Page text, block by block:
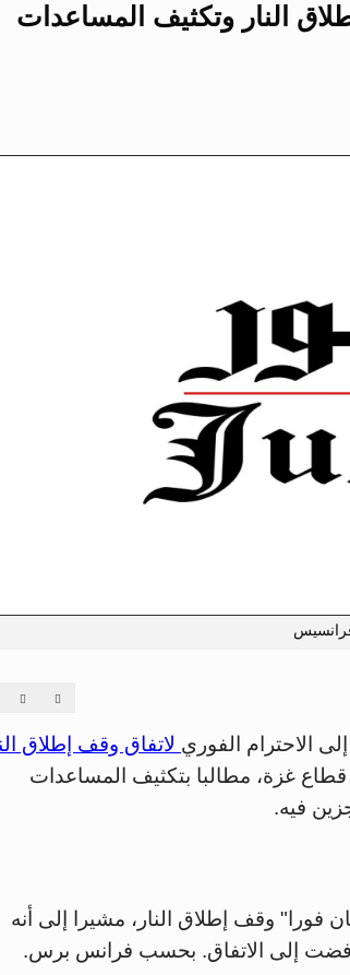
النار وتكثيف المساعدات
فرانسيس
الاحترام الفوري لاتفاق وقف إطلاق
غزة، مطالبا بتكثيف المساعدات
فيه.
فورا" وقف إطلاق النار، مشيرا إلى أنه
إلى الاتفاق. بحسب فرانس برس.